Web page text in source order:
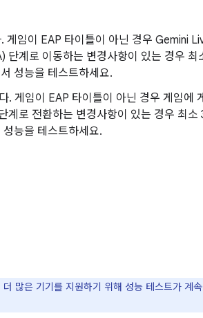
게임이 EAP 타이틀이 아닌 경우 Gemini
단계로 이동하는 변경사항이 있는 경우 최
성능을 테스트하세요.
. 게임이 EAP 타이틀이 아닌 경우 게임에
로 전환하는 변경사항이 있는 경우 최소
능을 테스트하세요.
많은 기기를 지원하기 위해 성능 테스트가 계속